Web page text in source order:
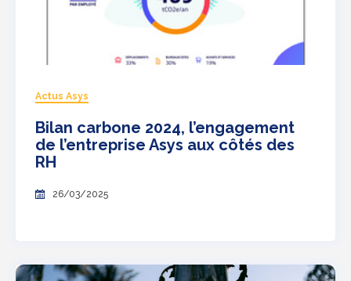
Actus Asys
Bilan carbone 2024, l’engagement
de l’entreprise Asys aux côtés des
RH
26/03/2025